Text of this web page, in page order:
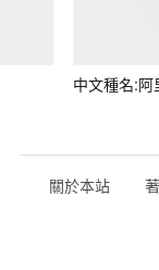
中文種名:
關於本站